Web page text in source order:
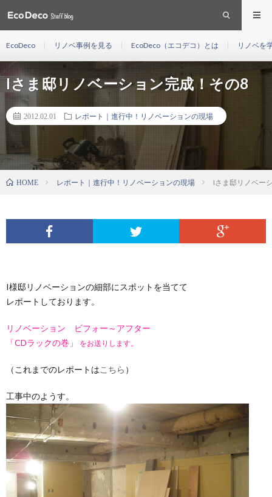
EcoDeco リノベ事例を見る EcoDeco（エコデコ）とは リノベを
Iさま邸リノベーション完成！その8
2012.02.01 レポート｜進行中！リノベーションの現場
HOME レポート｜進行中！リノベーションの現場 Iさま邸リノベー
I様邸リノベーションの細部にスポットを当てて
レポートしております。
リノベーション ビフォー～アフター
「CDラックの巻」
をお送りします。
（これまでのレポートはこちら ）
工事中のようす。